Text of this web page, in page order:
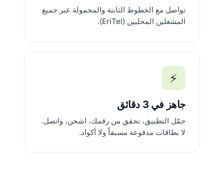
تواصل مع الخطوط الثابتة والمحمولة عبر جميع
المشغلين المحليين (EriTel).
⚡
جاهز في 3 دقائق
حمّل التطبيق، تحقق من رقمك، اشحن، واتصل.
لا بطاقات مدفوعة مسبقاً ولا أكواد.